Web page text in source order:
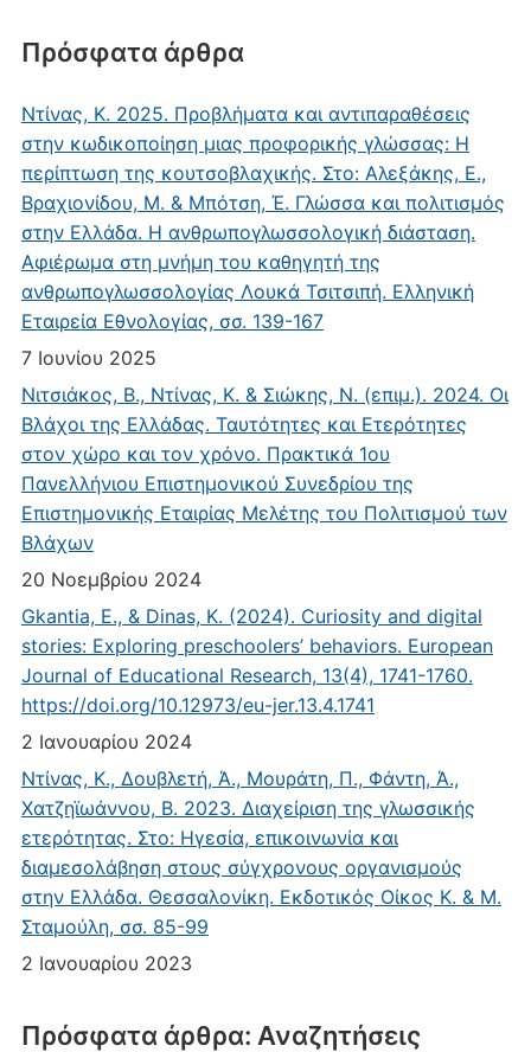
Πρόσφατα άρθρα
Ντίνας, Κ. 2025. Προβλήματα και αντιπαραθέσεις
στην κωδικοποίηση μιας προφορικής γλώσσας: Η
περίπτωση της κουτσοβλαχικής. Στο: Αλεξάκης, Ε.,
Βραχιονίδου, Μ. & Μπότση, Έ. Γλώσσα και πολιτισμός
στην Ελλάδα. Η ανθρωπογλωσσολογική διάσταση.
Αφιέρωμα στη μνήμη του καθηγητή της
ανθρωπογλωσσολογίας Λουκά Τσιτσιπή. Ελληνική
Εταιρεία Εθνολογίας, σσ. 139-167
7 Ιουνίου 2025
Νιτσιάκος, Β., Ντίνας, Κ. & Σιώκης, Ν. (επιμ.). 2024. Οι
Βλάχοι της Ελλάδας. Ταυτότητες και Ετερότητες
στον χώρο και τον χρόνο. Πρακτικά 1ου
Πανελλήνιου Επιστημονικού Συνεδρίου της
Επιστημονικής Εταιρίας Μελέτης του Πολιτισμού των
Βλάχων
20 Νοεμβρίου 2024
Gkantia, E., & Dinas, K. (2024). Curiosity and digital
stories: Exploring preschoolers’ behaviors. European
Journal of Educational Research, 13(4), 1741-1760.
https://doi.org/10.12973/eu-jer.13.4.1741
2 Ιανουαρίου 2024
Ντίνας, Κ., Δουβλετή, Ά., Μουράτη, Π., Φάντη, Ά.,
Χατζηϊωάννου, Β. 2023. Διαχείριση της γλωσσικής
ετερότητας. Στο: Ηγεσία, επικοινωνία και
διαμεσολάβηση στους σύγχρονους οργανισμούς
στην Ελλάδα. Θεσσαλονίκη. Εκδοτικός Οίκος Κ. & Μ.
Σταμούλη, σσ. 85-99
2 Ιανουαρίου 2023
Πρόσφατα άρθρα: Αναζητήσεις